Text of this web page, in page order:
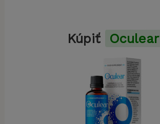
Kúpiť Oculear